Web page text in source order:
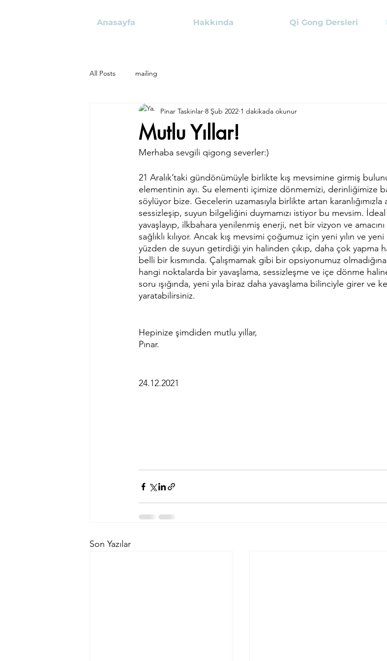
Anasayfa Hakkında Qi Gong Dersleri
All Posts mailing
Mutlu Yıllar!
Pinar Taskinlar 8 Şub 2022 1 dakikada okunur
Merhaba sevgili qigong severler:)
21 Aralık’taki gündönümüyle birlikte kış mevsimine girmiş
elementinin ayı. Su elementi içimize dönmemizi, derinliğimize
söylüyor bize. Gecelerin uzamasıyla birlikte artan karanlığımızla
sessizleşip, suyun bilgeliğini duymamızı istiyor bu mevsim.
yavaşlayıp, ilkbahara yenilenmiş enerji, net bir vizyon ve
sağlıklı kılıyor. Ancak kış mevsimi çoğumuz için yeni yılın ve
yüzden de suyun getirdiği yin halinden çıkıp, daha çok yapma
belli bir kısmında. Çalışmamak gibi bir opsiyonumuz
hangi noktalarda bir yavaşlama, sessizleşme ve içe dönme
soru ışığında, yeni yıla biraz daha yavaşlama bilinciyle girer ve
yaratabilirsiniz.
Hepinize şimdiden mutlu yıllar,
Pınar.
24.12.2021
Son Yazılar